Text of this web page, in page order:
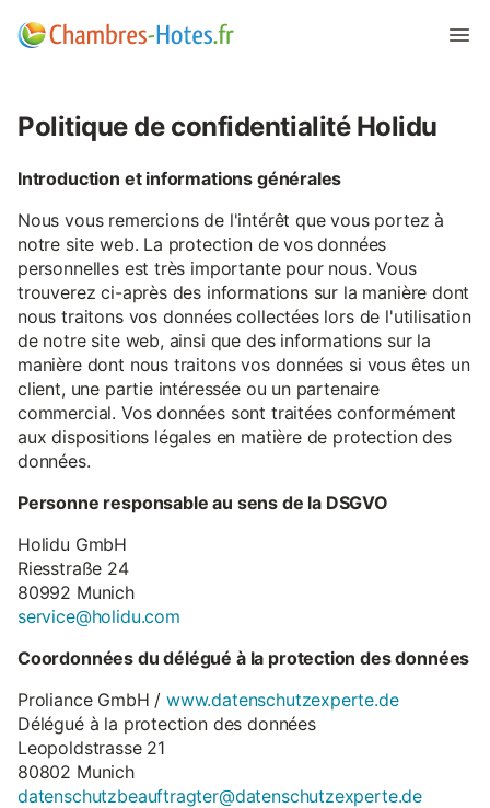
Politique de confidentialité Holidu
Introduction et informations générales
Nous vous remercions de l'intérêt que vous portez à
notre site web. La protection de vos données
personnelles est très importante pour nous. Vous
trouverez ci-après des informations sur la manière dont
nous traitons vos données collectées lors de l'utilisation
de notre site web, ainsi que des informations sur la
manière dont nous traitons vos données si vous êtes un
client, une partie intéressée ou un partenaire
commercial. Vos données sont traitées conformément
aux dispositions légales en matière de protection des
données.
Personne responsable au sens de la DSGVO
Holidu GmbH
Riesstraße 24
80992 Munich
service@holidu.com
Coordonnées du délégué à la protection des données
Proliance GmbH /www.datenschutzexperte.de
Délégué à la protection des données
Leopoldstrasse 21
80802 Munich
datenschutzbeauftragter@datenschutzexperte.de